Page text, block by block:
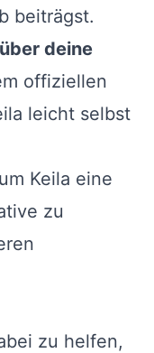
beiträgst.
deine
offiziellen
leicht selbst
Keila eine
zu
zu helfen,